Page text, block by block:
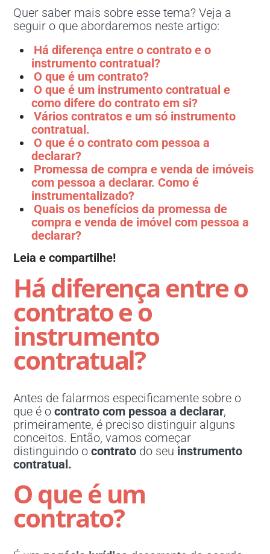
Quer saber mais sobre esse tema? Veja a
seguir o que abordaremos neste artigo:
Há diferença entre o contrato e o
instrumento contratual?
O que é um contrato?
O que é um instrumento contratual e
como difere do contrato em si?
Vários contratos e um só instrumento
contratual.
O que é o contrato com pessoa a
declarar?
Promessa de compra e venda de imóveis
com pessoa a declarar. Como é
instrumentalizado?
Quais os benefícios da promessa de
compra e venda de imóvel com pessoa a
declarar?
Leia e compartilhe!
Há diferença entre o
contrato e o
instrumento
contratual?
Antes de falarmos especificamente sobre o
que é ocontrato com pessoa a declarar,
primeiramente, é preciso distinguir alguns
conceitos. Então, vamos começar
distinguindo ocontrato do seu instrumento
contratual.
O que é um
contrato?